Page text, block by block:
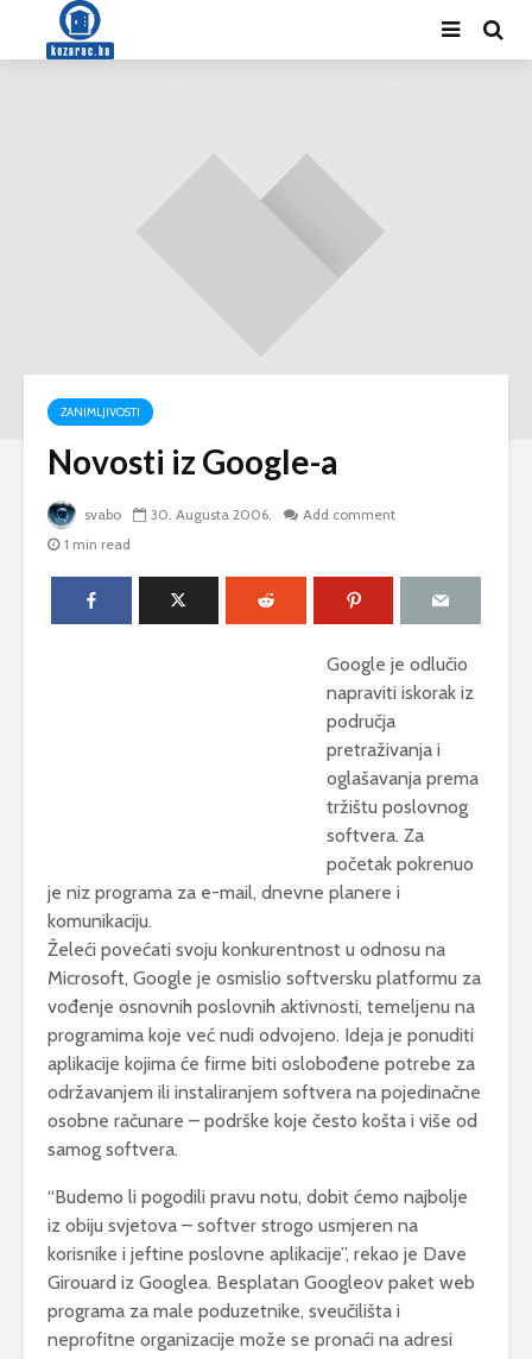
ZANIMLJIVOSTI
Novosti iz Google-a
svabo 30. Augusta 2006.
Add comment
1 min read
Google je odlučio
napraviti iskorak iz
područja
pretraživanja i
oglašavanja prema
tržištu poslovnog
softvera. Za
početak pokrenuo
je niz programa za e-mail, dnevne planere i
komunikaciju.
Želeći povećati svoju konkurentnost u odnosu na
Microsoft, Google je osmislio softversku platformu za
vođenje osnovnih poslovnih aktivnosti, temeljenu na
programima koje već nudi odvojeno. Ideja je ponuditi
aplikacije kojima će firme biti oslobođene potrebe za
održavanjem ili instaliranjem softvera na pojedinačne
osobne računare – podrške koje često košta i više od
samog softvera.
“Budemo li pogodili pravu notu, dobit ćemo najbolje
iz obiju svjetova – softver strogo usmjeren na
korisnike i jeftine poslovne aplikacije”, rekao je Dave
Girouard iz Googlea. Besplatan Googleov paket web
programa za male poduzetnike, sveučilišta i
neprofitne organizacije može se pronaći na adresi